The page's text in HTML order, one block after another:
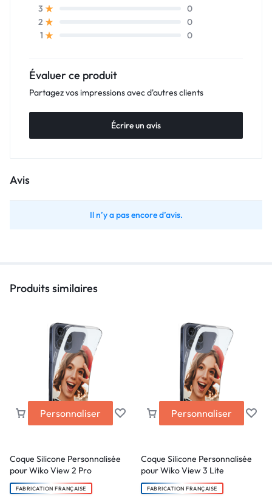
3
0
2
0
1
0
Évaluer ce produit
Partagez vos impressions avec d'autres clients
Écrire un avis
Avis
Il n’y a pas encore d’avis.
Produits similaires
Personnaliser
Coque Silicone Personnalisée
pour Wiko View 2 Pro
FABRICATION FRANÇAISE
Personnaliser
Coque Silicone Personnalisée
pour Wiko View 3 Lite
FABRICATION FRANÇAISE